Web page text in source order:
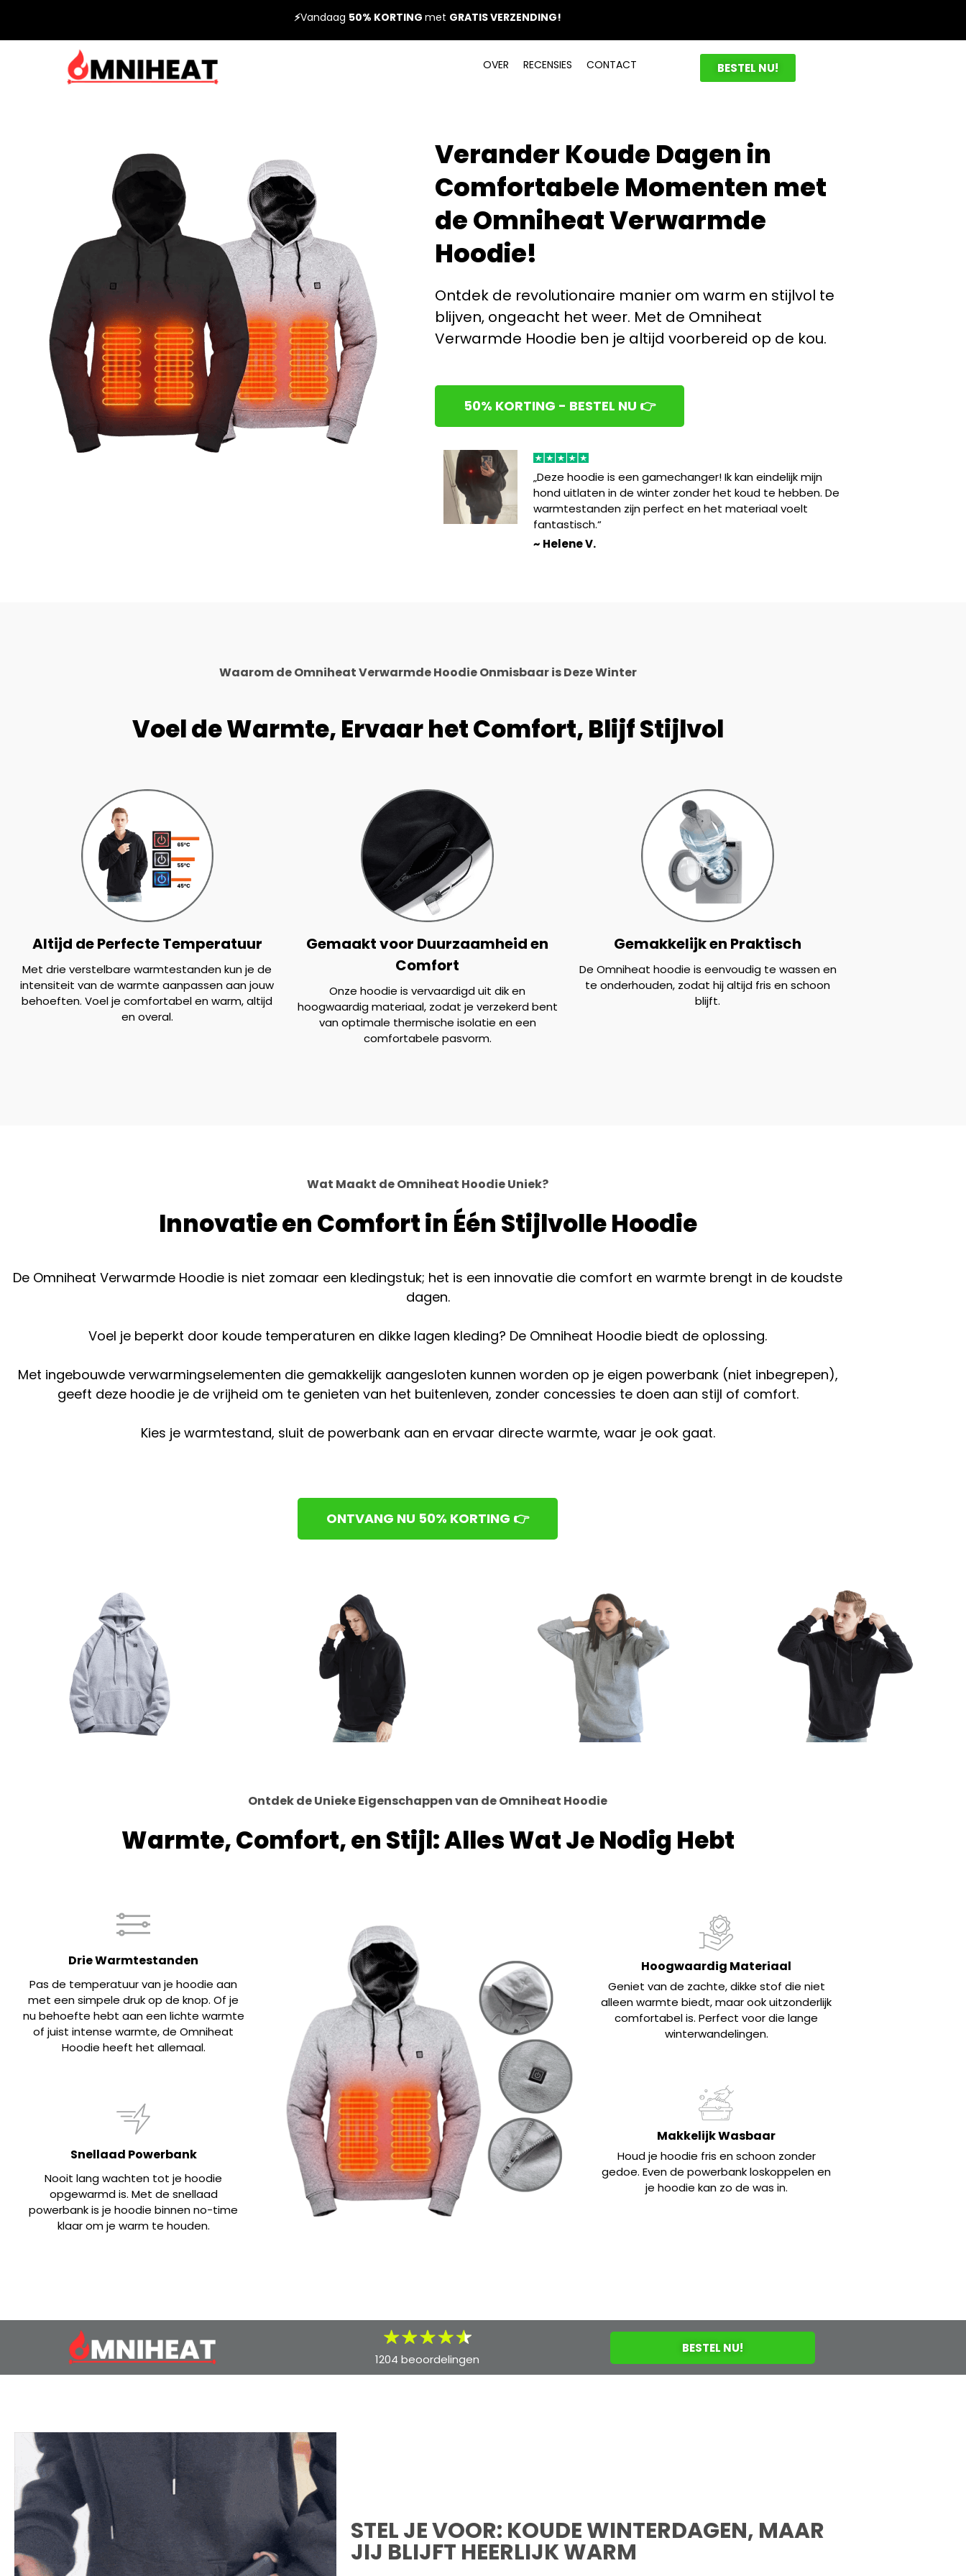
⚡Vandaag 50% KORTING met GRATIS VERZENDING!
OVER RECENSIES CONTACT BESTEL NU!
Verander Koude Dagen in
Comfortabele Momenten met
de Omniheat Verwarmde
Hoodie!
Ontdek de revolutionaire manier om warm en stijlvol te
blijven, ongeacht het weer. Met de Omniheat
Verwarmde Hoodie ben je altijd voorbereid op de kou.
50% KORTING - BESTEL NU 👉
„Deze hoodie is een gamechanger! Ik kan eindelijk mijn
hond uitlaten in de winter zonder het koud te hebben. De
warmtestanden zijn perfect en het materiaal voelt
fantastisch.“
~ Helene V.
Waarom de Omniheat Verwarmde Hoodie Onmisbaar is Deze Winter
Voel de Warmte, Ervaar het Comfort, Blijf Stijlvol
Altijd de Perfecte Temperatuur
Met drie verstelbare warmtestanden kun je de
intensiteit van de warmte aanpassen aan jouw
behoeften. Voel je comfortabel en warm, altijd
en overal.
Gemaakt voor Duurzaamheid en
Comfort
Onze hoodie is vervaardigd uit dik en
hoogwaardig materiaal, zodat je verzekerd bent
van optimale thermische isolatie en een
comfortabele pasvorm.
Gemakkelijk en Praktisch
De Omniheat hoodie is eenvoudig te wassen en
te onderhouden, zodat hij altijd fris en schoon
blijft.
Wat Maakt de Omniheat Hoodie Uniek?
Innovatie en Comfort in Één Stijlvolle Hoodie
De Omniheat Verwarmde Hoodie is niet zomaar een kledingstuk; het is een innovatie die comfort en warmte brengt in de koudste
dagen.
Voel je beperkt door koude temperaturen en dikke lagen kleding? De Omniheat Hoodie biedt de oplossing.
Met ingebouwde verwarmingselementen die gemakkelijk aangesloten kunnen worden op je eigen powerbank (niet inbegrepen),
geeft deze hoodie je de vrijheid om te genieten van het buitenleven, zonder concessies te doen aan stijl of comfort.
Kies je warmtestand, sluit de powerbank aan en ervaar directe warmte, waar je ook gaat.
ONTVANG NU 50% KORTING 👉
Ontdek de Unieke Eigenschappen van de Omniheat Hoodie
Warmte, Comfort, en Stijl: Alles Wat Je Nodig Hebt
Drie Warmtestanden
Pas de temperatuur van je hoodie aan
met een simpele druk op de knop. Of je
nu behoefte hebt aan een lichte warmte
of juist intense warmte, de Omniheat
Hoodie heeft het allemaal.
Snellaad Powerbank
Nooit lang wachten tot je hoodie
opgewarmd is. Met de snellaad
powerbank is je hoodie binnen no-time
klaar om je warm te houden.
Hoogwaardig Materiaal
Geniet van de zachte, dikke stof die niet
alleen warmte biedt, maar ook uitzonderlijk
comfortabel is. Perfect voor die lange
winterwandelingen.
Makkelijk Wasbaar
Houd je hoodie fris en schoon zonder
gedoe. Even de powerbank loskoppelen en
je hoodie kan zo de was in.
1204 beoordelingen
BESTEL NU!
STEL JE VOOR: KOUDE WINTERDAGEN, MAAR
JIJ BLIJFT HEERLIJK WARM